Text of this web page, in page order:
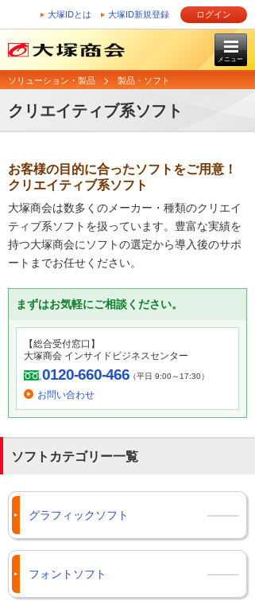
大塚IDとは 大塚ID新規登録 ログイン
メニュー
ソリューション・製品 製品・ソフト
クリエイティブ系ソフト
お客様の目的に合ったソフトをご用意！
クリエイティブ系ソフト
大塚商会は数多くのメーカー・種類のクリエイ
ティブ系ソフトを扱っています。豊富な実績を
持つ大塚商会にソフトの選定から導入後のサポ
ートまでお任せください。
まずはお気軽にご相談ください。
【総合受付窓口】
大塚商会 インサイドビジネスセンター
0120-660-466（平日 9:00～17:30）
お問い合わせ
ソフトカテゴリー一覧
グラフィックソフト
フォントソフト